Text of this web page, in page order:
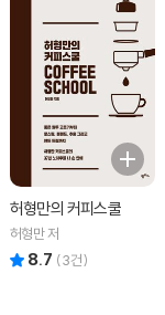
허형만의 커피스쿨
허형만 저
8.7 (3건)